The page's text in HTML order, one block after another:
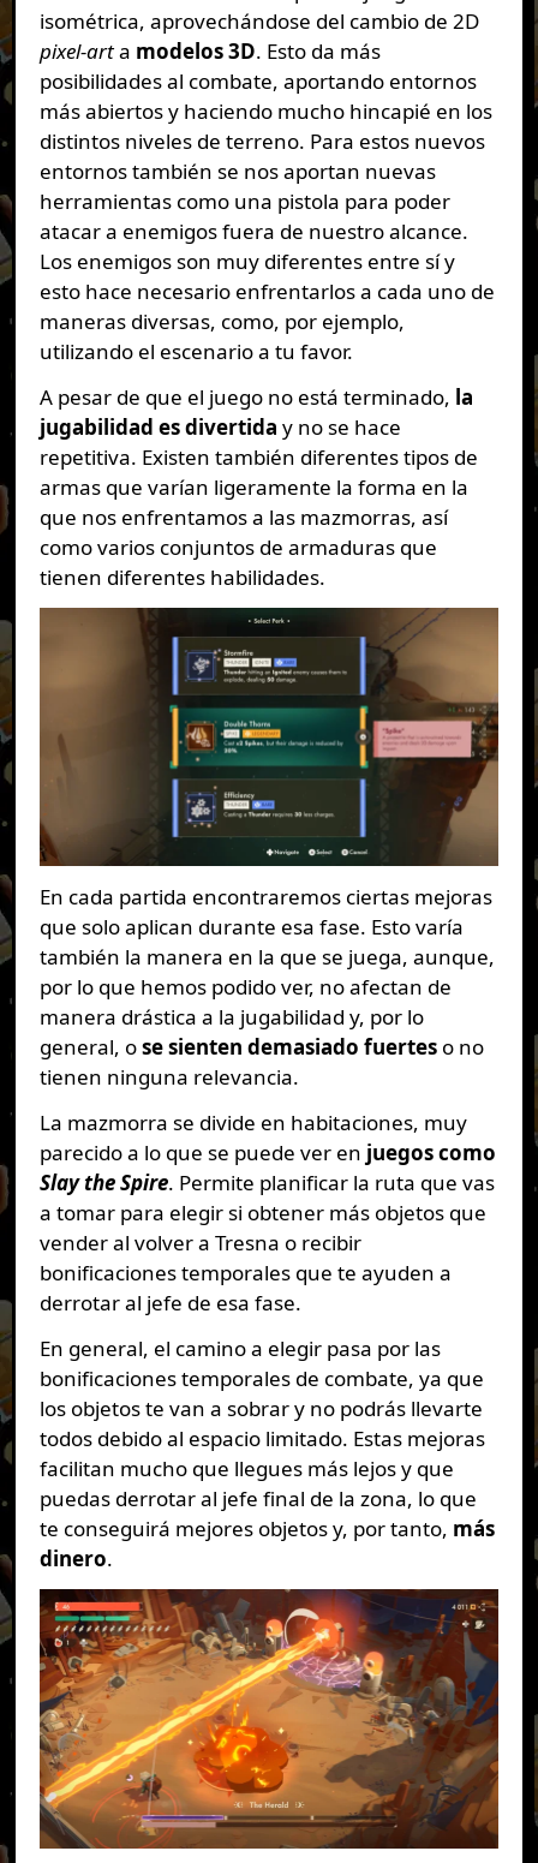
isométrica, aprovechándose del cambio de 2D
pixel-arta modelos 3D. Esto da más
posibilidades al combate, aportando entornos
más abiertos y haciendo mucho hincapié en los
distintos niveles de terreno. Para estos nuevos
entornos también se nos aportan nuevas
herramientas como una pistola para poder
atacar a enemigos fuera de nuestro alcance.
Los enemigos son muy diferentes entre sí y
esto hace necesario enfrentarlos a cada uno de
maneras diversas, como, por ejemplo,
utilizando el escenario a tu favor.
A pesar de que el juego no está terminado, la
jugabilidad es divertida y no se hace
repetitiva. Existen también diferentes tipos de
armas que varían ligeramente la forma en la
que nos enfrentamos a las mazmorras, así
como varios conjuntos de armaduras que
tienen diferentes habilidades.
En cada partida encontraremos ciertas mejoras
que solo aplican durante esa fase. Esto varía
también la manera en la que se juega, aunque,
por lo que hemos podido ver, no afectan de
manera drástica a la jugabilidad y, por lo
general, ose sienten demasiado fuerteso no
tienen ninguna relevancia.
La mazmorra se divide en habitaciones, muy
parecido a lo que se puede ver en juegos como
Slay the Spire. Permite planificar la ruta que vas
a tomar para elegir si obtener más objetos que
vender al volver a Tresna o recibir
bonificaciones temporales que te ayuden a
derrotar al jefe de esa fase.
En general, el camino a elegir pasa por las
bonificaciones temporales de combate, ya que
los objetos te van a sobrar y no podrás llevarte
todos debido al espacio limitado. Estas mejoras
facilitan mucho que llegues más lejos y que
puedas derrotar al jefe final de la zona, lo que
te conseguirá mejores objetos y, por tanto, más
dinero.